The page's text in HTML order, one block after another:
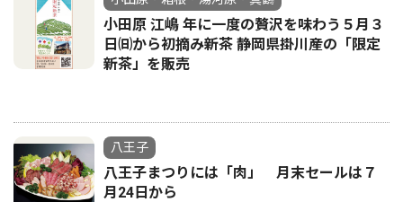
小田原 江嶋 年に一度の贅沢を味わう５月３
日㈰から初摘み新茶 静岡県掛川産の「限定
新茶」を販売
八王子
八王子まつりには「肉」 月末セールは７
月24日から